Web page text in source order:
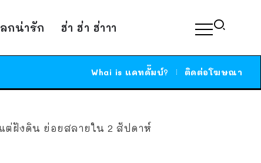
กน่ารัก ฮ่า ฮ่า ฮ่าาา
Whai is แคทดั๊มบ์? ติดต่อโฆษณา
แต่ฝังดิน ย่อยสลายใน 2 สัปดาห์